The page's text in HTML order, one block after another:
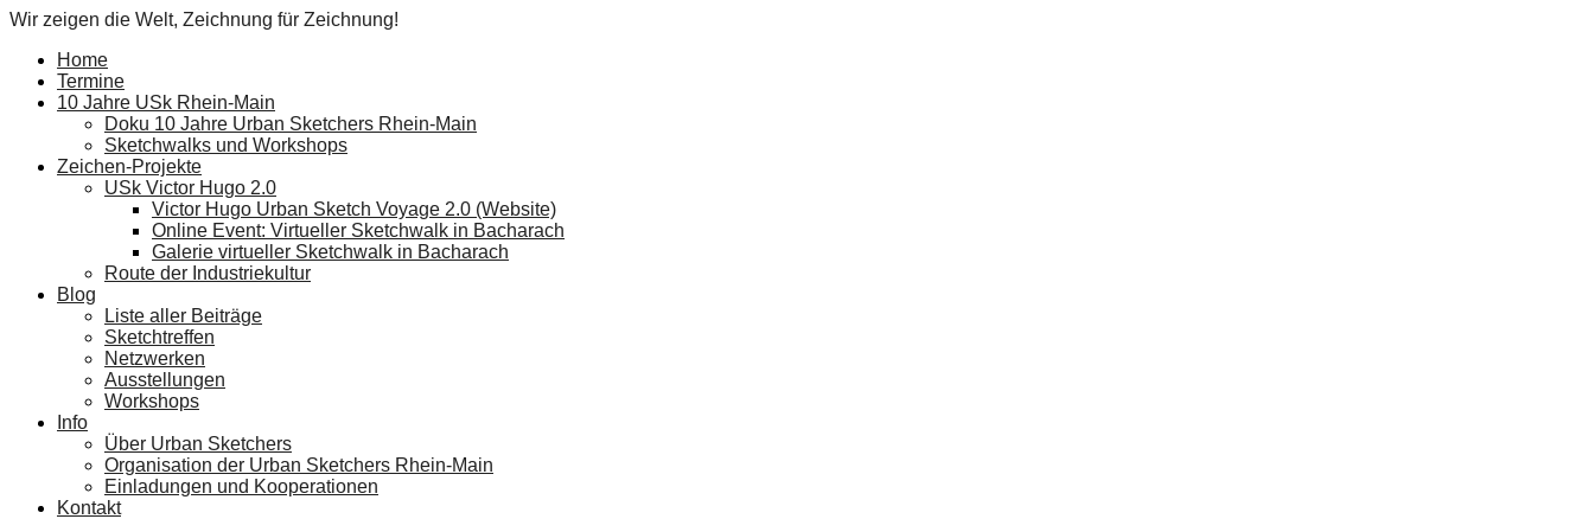
Wir zeigen die Welt, Zeichnung für Zeichnung!
Home
Termine
10 Jahre USk Rhein-Main
Doku 10 Jahre Urban Sketchers Rhein-Main
Sketchwalks und Workshops
Zeichen-Projekte
USk Victor Hugo 2.0
Victor Hugo Urban Sketch Voyage 2.0 (Website)
Online Event: Virtueller Sketchwalk in Bacharach
Galerie virtueller Sketchwalk in Bacharach
Route der Industriekultur
Blog
Liste aller Beiträge
Sketchtreffen
Netzwerken
Ausstellungen
Workshops
Info
Über Urban Sketchers
Organisation der Urban Sketchers Rhein-Main
Einladungen und Kooperationen
Kontakt